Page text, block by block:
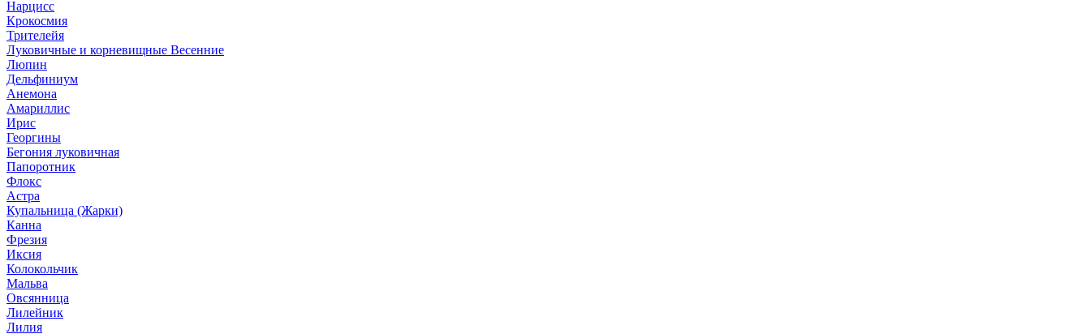
Нарцисс
Крокосмия
Трителейя
Луковичные и корневищные Весенние
Люпин
Дельфиниум
Анемона
Амариллис
Ирис
Георгины
Бегония луковичная
Папоротник
Флокс
Астра
Купальница (Жарки)
Канна
Фрезия
Иксия
Колокольчик
Мальва
Овсянница
Лилейник
Лилия